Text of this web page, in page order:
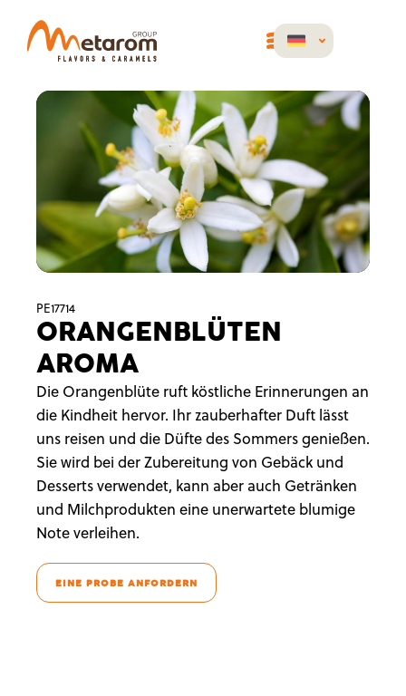
PE17714
ORANGENBLÜTEN
AROMA
Die Orangenblüte ruft köstliche Erinnerungen an
die Kindheit hervor. Ihr zauberhafter Duft lässt
uns reisen und die Düfte des Sommers genießen.
Sie wird bei der Zubereitung von Gebäck und
Desserts verwendet, kann aber auch Getränken
und Milchprodukten eine unerwartete blumige
Note verleihen.
EINE PROBE ANFORDERN